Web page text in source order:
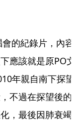
的紀錄片，內容
應該就是原PO文
年親自南下探望
不過在探望後的
，最後因肺衰竭